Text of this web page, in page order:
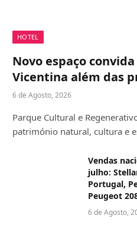
HOTEL
Novo espaço
Vicentina além das
6 de Agosto, 2026
Parque Cultural e
património natural, cultura e
Vendas
julho:
Portugal,
Peugeot
6 de Agosto,